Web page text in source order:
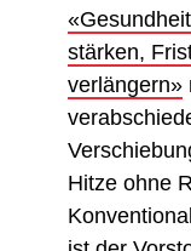
stärken,
verlängern»
Hitze ohne